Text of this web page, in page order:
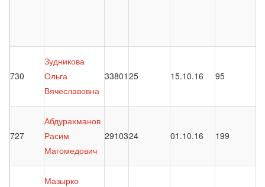
730
Зудникова
Ольга
Вячеславовна
33801 25 15.10.16 95
727
Абдурахманов
Расим
Магомедович
2910324 01.10.16 199
Мазырко